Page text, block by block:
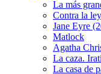
La más
Contra la ley
Jane Eyre
Matlock
Agatha
La caza.
La casa de